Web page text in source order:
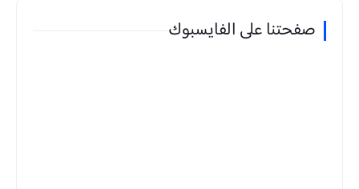
صفحتنا على الفايسبوك